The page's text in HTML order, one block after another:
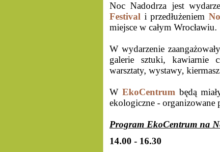
Noc Nadodrza jest
Festival i przedłużeniem
miejsce w całym Wrocławiu.
W wydarzenie
galerie sztuki, kawiarnie
warsztaty, wystawy,
W EkoCentrum będą
ekologiczne -
Program EkoCentrum na
14.00 - 16.30